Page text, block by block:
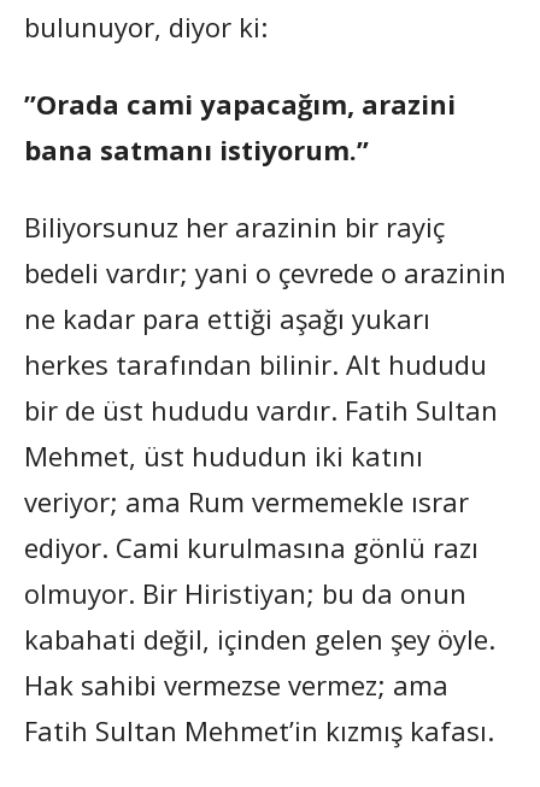
bulunuyor, diyor ki:
”Orada cami yapacağım, arazini
bana satmanı istiyorum.”
Biliyorsunuz her arazinin bir rayiç
bedeli vardır; yani o çevrede o arazinin
ne kadar para ettiği aşağı yukarı
herkes tarafından bilinir. Alt hududu
bir de üst hududu vardır. Fatih Sultan
Mehmet, üst hududun iki katını
veriyor; ama Rum vermemekle ısrar
ediyor. Cami kurulmasına gönlü razı
olmuyor. Bir Hiristiyan; bu da onun
kabahati değil, içinden gelen şey öyle.
Hak sahibi vermezse vermez; ama
Fatih Sultan Mehmet’in kızmış kafası.